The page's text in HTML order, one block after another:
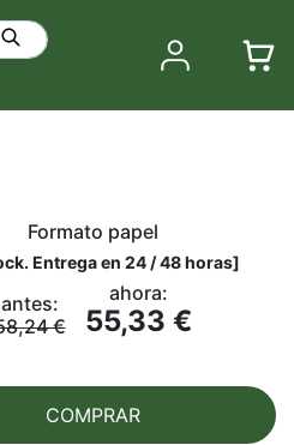
Formato papel
Entrega en 24 / 48 horas]
antes:
€
ahora:
55,33 €
COMPRAR